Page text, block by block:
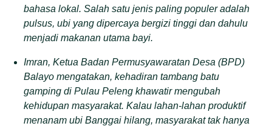
bahasa lokal. Salah satu jenis paling populer adalah
pulsus, ubi yang dipercaya bergizi tinggi dan dahulu
menjadi makanan utama bayi.
Imran, Ketua Badan Permusyawaratan Desa (BPD)
Balayo mengatakan, kehadiran tambang batu
gamping di Pulau Peleng khawatir mengubah
kehidupan masyarakat. Kalau lahan-lahan produktif
menanam ubi Banggai hilang, masyarakat tak hanya